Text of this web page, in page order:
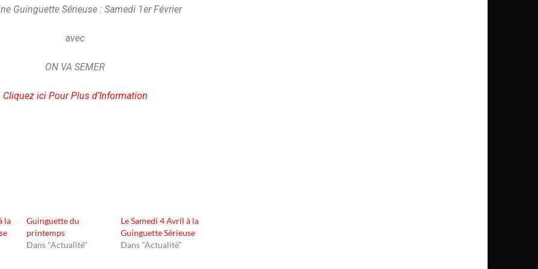
Guinguette Sérieuse : Samedi 1er Février
avec
ON VA SEMER
Cliquez ici Pour Plus d’Information
la
Guinguette du
printemps
Dans "Actualité"
Le Samedi 4 Avril à la
Guinguette Sérieuse
Dans "Actualité"